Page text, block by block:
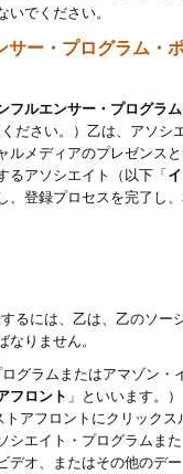
でください。
サー・プログラム・
フルエンサー・プログラム
ださい。）乙は、アソシ
ルメディアのプレゼンス
るアソシエイト（以下「
登録プロセスを完了し、
には、乙は、乙のソー
りません。
ラムまたはアマゾン・
フロント 」といいます。
アフロントにクリック
シエイト・プログラム
デオ、またはその他のデ